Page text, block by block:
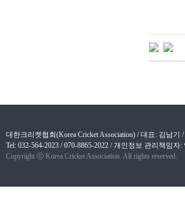
대한크리켓협회(Korea Cricket Association) / 대표: 김남
Tel: 032-564-2023 / 070-8865-2022 / 개인정보 관리책임자:
Copyright ⓒ Korea Cricket Association. All rights reserved.